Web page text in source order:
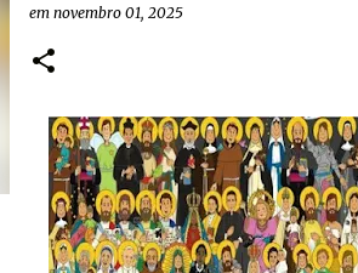
em novembro 01, 2025